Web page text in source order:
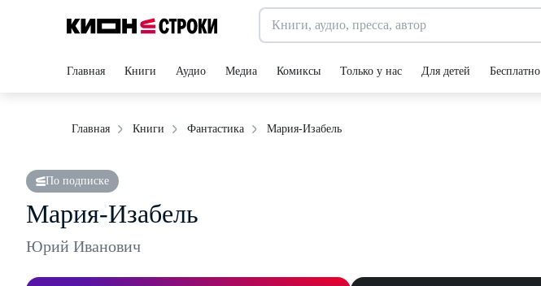
Главная Книги Аудио Медиа Комиксы Только у нас Для детей Бесплатно
Главная Книги Фантастика Мария-Изабель
По подписке
Мария-Изабель
Юрий Иванович